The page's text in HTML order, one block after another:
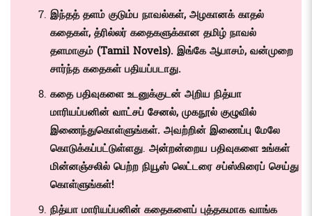
இந்தத் தளம் குடும்ப நாவல்கள், அழகானக் காதல்
கதைகள், த்ரில்லர் கதைகளுக்கான தமிழ் நாவல்
தளமாகும் (Tamil Novels). இங்கே ஆபாசம், வன்முறை
சார்ந்த கதைகள் பதியப்படாது.
கதை பதிவுகளை உடனுக்குடன் அறிய நித்யா
மாரியப்பனின்வாட்சப் சேனல்,முகநூல் குழுவில்
இணைந்துகொள்ளுங்கள். அவற்றின் இணைப்பு மேலே
கொடுக்கப்பட்டுள்ளது. அன்றன்றைய பதிவுகளை உங்கள்
மின்னஞ்சலில் பெற்ற நியூஸ் லெட்டரை சப்ஸ்கிரைப் செய்து
கொள்ளுங்கள்!
நித்யா மாரியப்பனின் கதைகளைப் புத்தகமாக வாங்க